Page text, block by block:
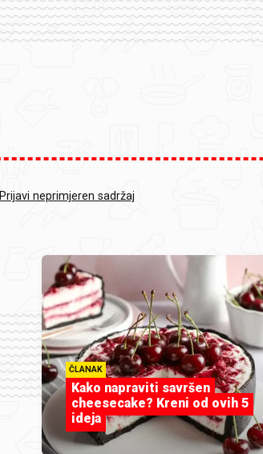
Prijavi neprimjeren sadržaj
ČLANAK
Kako napraviti savršen
cheesecake? Kreni od ovih 5
ideja